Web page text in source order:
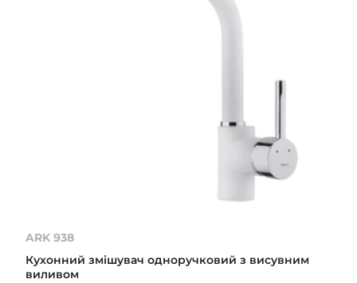
ARK 938
Кухонний змішувач одноручковий з висувним
виливом